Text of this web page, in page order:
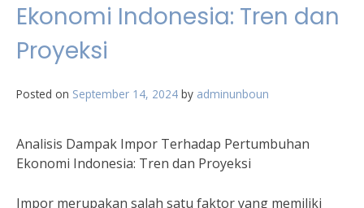
Ekonomi Indonesia: Tren dan
Proyeksi
Posted on September 14, 2024 by adminunboun
Analisis Dampak Impor Terhadap Pertumbuhan
Ekonomi Indonesia: Tren dan Proyeksi
Impor merupakan salah satu faktor yang memiliki